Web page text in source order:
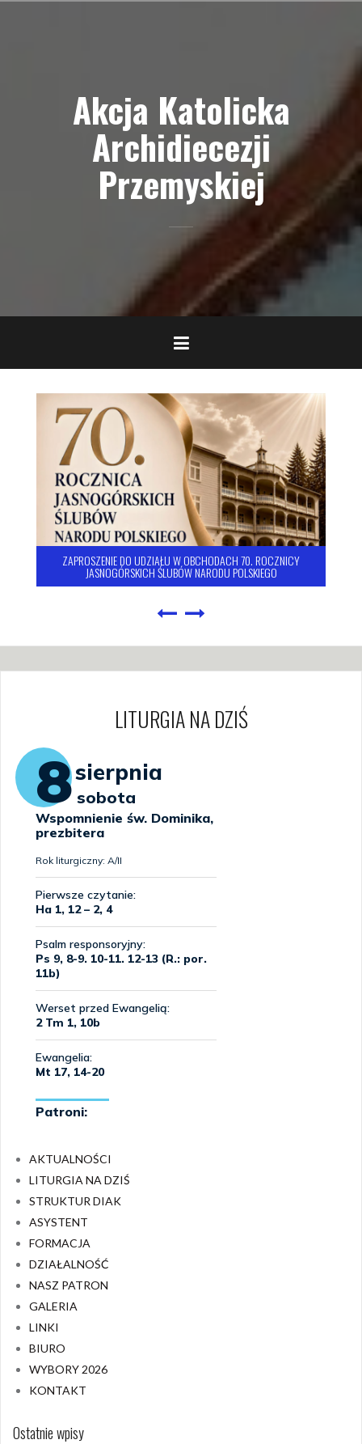
Akcja Katolicka
Archidiecezji
Przemyskiej
ZAPROSZENIE DO UDZIAŁU W OBCHODACH 70. ROCZNICY
JASNOGÓRSKICH ŚLUBÓW NARODU POLSKIEGO
LITURGIA NA DZIŚ
AKTUALNOŚCI
LITURGIA NA DZIŚ
STRUKTUR DIAK
ASYSTENT
FORMACJA
DZIAŁALNOŚĆ
NASZ PATRON
GALERIA
LINKI
BIURO
WYBORY 2026
KONTAKT
Ostatnie wpisy